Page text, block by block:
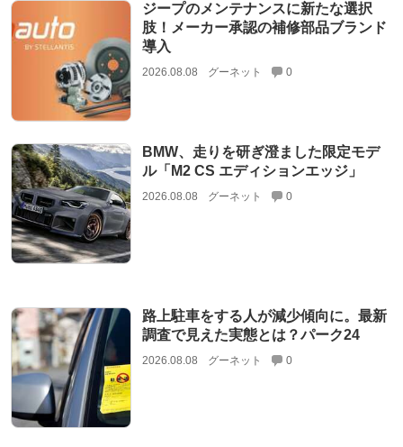
ジープのメンテナンスに新たな選択
肢！メーカー承認の補修部品ブランド
導入
2026.08.08 グーネット 0
BMW、走りを研ぎ澄ました限定モデ
ル「M2 CS エディションエッジ」
2026.08.08 グーネット 0
路上駐車をする人が減少傾向に。最新
調査で見えた実態とは？パーク24
2026.08.08 グーネット 0